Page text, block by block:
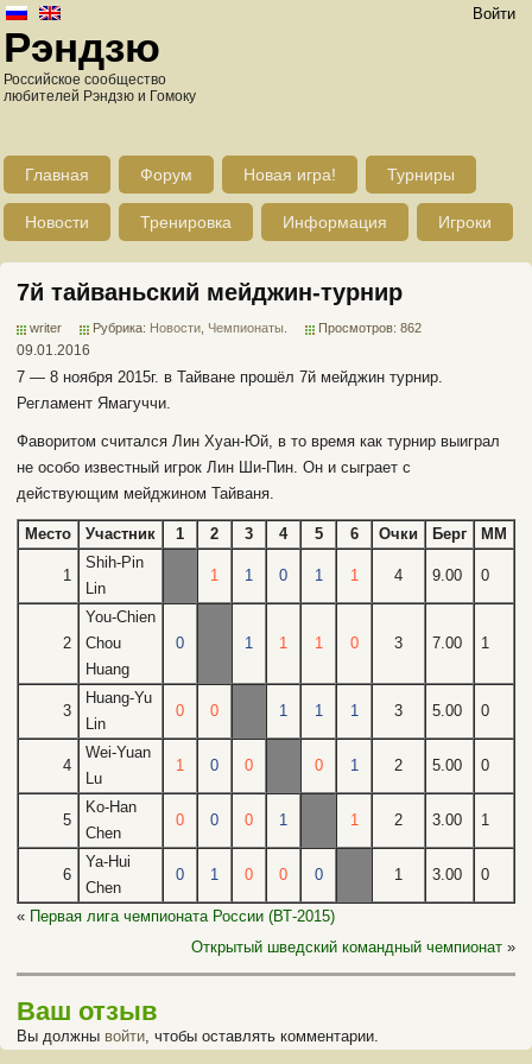
Войти
Рэндзю
Российское сообщество
любителей Рэндзю и Гомоку
Главная Форум Новая игра! Турниры
Новости Тренировка Информация Игроки
7й тайваньский мейджин-турнир
writer Рубрика: Новости Чемпионаты Просмотров: 862
09.01.2016
7 — 8 ноября 2015г. в Тайване прошёл 7й мейджин турнир.
Регламент Ямагуччи.
Фаворитом считался Лин Хуан-Юй, в то время как турнир выиграл
не особо известный игрок Лин Ши-Пин. Он и сыграет с
действующим мейджином Тайваня.
Место Участник 1 2 3 4 5 6 Очки Берг MM
1
Shih-Pin
Lin
1 1 0 1 1 4 9.00 0
2
You-Chien
Chou
Huang
0 1 1 1 0 3 7.00 1
3
Huang-Yu
Lin
0 0 1 1 1 3 5.00 0
4
Wei-Yuan
Lu
1 0 0 0 1 2 5.00 0
5
Ko-Han
Chen
0 0 0 1 1 2 3.00 1
6
Ya-Hui
Chen
0 1 0 0 0 1 3.00 0
« Первая лига чемпионата России (ВТ-2015)
Открытый шведский командный чемпионат »
Ваш отзыв
Вы должны войти, чтобы оставлять комментарии.